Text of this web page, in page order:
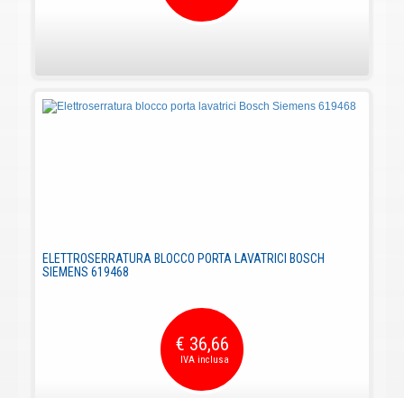
ELETTROSERRATURA BLOCCO PORTA LAVATRICI BOSCH
SIEMENS 619468
€ 36,66